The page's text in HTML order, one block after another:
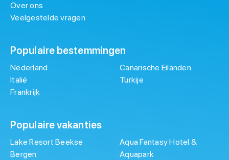
Over ons
Veelgestelde vragen
Populaire bestemmingen
Nederland
Italië
Frankrijk
Canarische Eilanden
Turkije
Populaire vakanties
Lake Resort Beekse
Bergen
Aqua Fantasy Hotel &
Aquapark